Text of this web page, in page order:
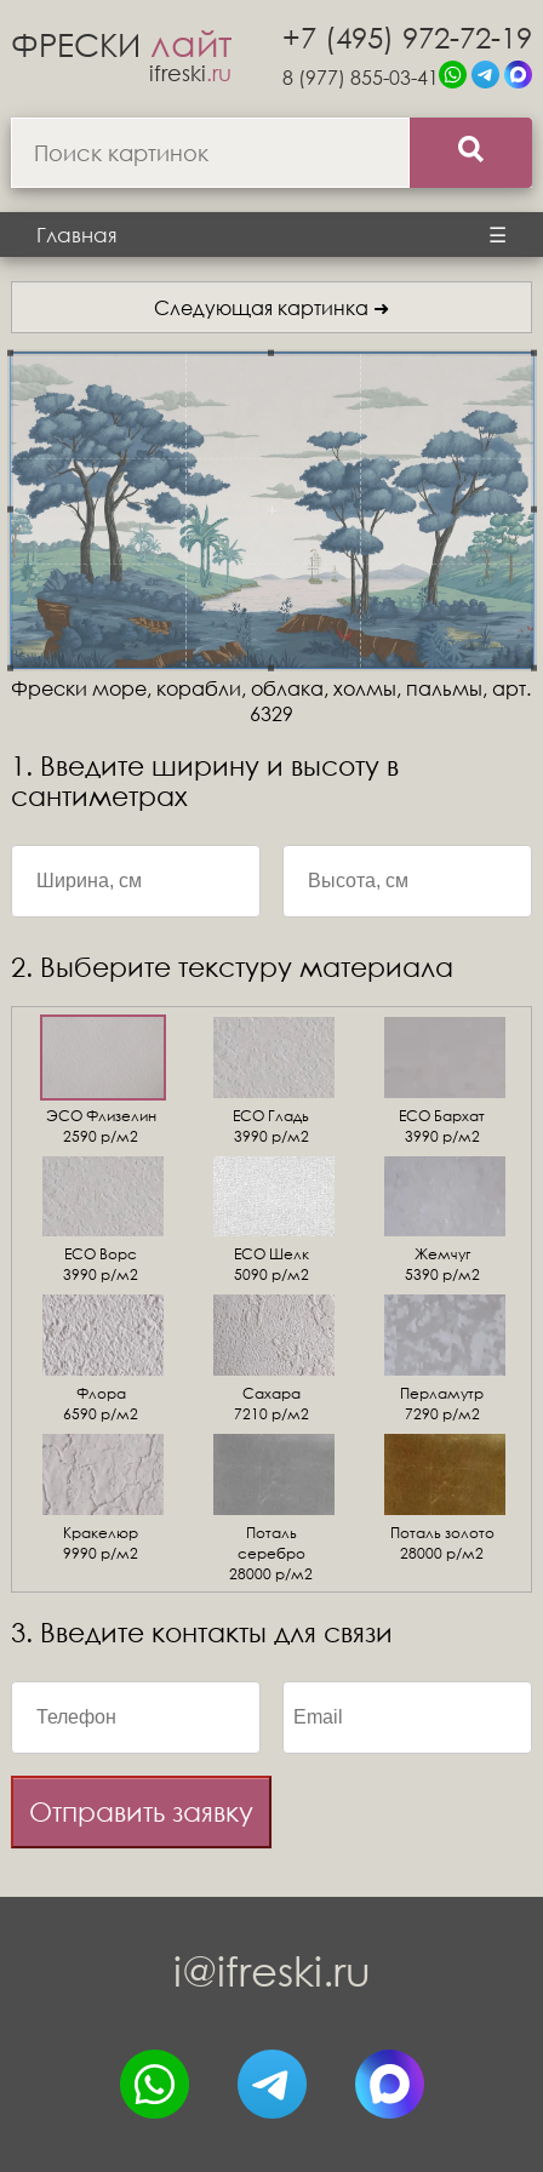
ФРЕСКИ лайт
ifreski.ru
+7 (495) 972-72-19
8 (977) 855-03-41
Главная ☰
Следующая картинка ➜
Фрески море, корабли, облака, холмы, пальмы, арт.
6329
1. Введите ширину и высоту в
сантиметрах
2. Выберите текстуру материала
ЭСО Флизелин
2590 р/м2
ЕСО Гладь
3990 р/м2
ECO Бархат
3990 р/м2
ЕСО Ворс
3990 р/м2
ЕСО Шелк
5090 р/м2
Жемчуг
5390 р/м2
Флора
6590 р/м2
Сахара
7210 р/м2
Перламутр
7290 р/м2
Кракелюр
9990 р/м2
Поталь
серебро
28000 р/м2
Поталь золото
28000 р/м2
3. Введите контакты для связи
Отправить заявку
i@ifreski.ru